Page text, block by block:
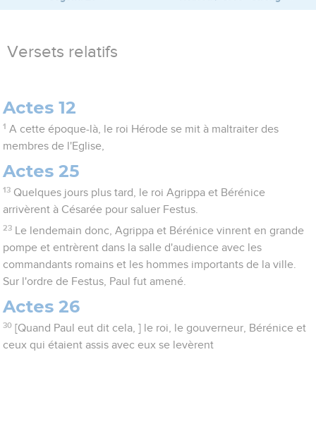
Versets relatifs
Actes 12
1 A cette époque-là, le roi Hérode se mit à maltraiter des
membres de l'Eglise,
Actes 25
13 Quelques jours plus tard, le roi Agrippa et Bérénice
arrivèrent à Césarée pour saluer Festus.
23
Le lendemain donc, Agrippa et Bérénice vinrent en grande
pompe et entrèrent dans la salle d'audience avec les
commandants romains et les hommes importants de la ville.
Sur l'ordre de Festus, Paul fut amené.
Actes 26
30 [Quand Paul eut dit cela, ] le roi, le gouverneur, Bérénice et
ceux qui étaient assis avec eux se levèrent